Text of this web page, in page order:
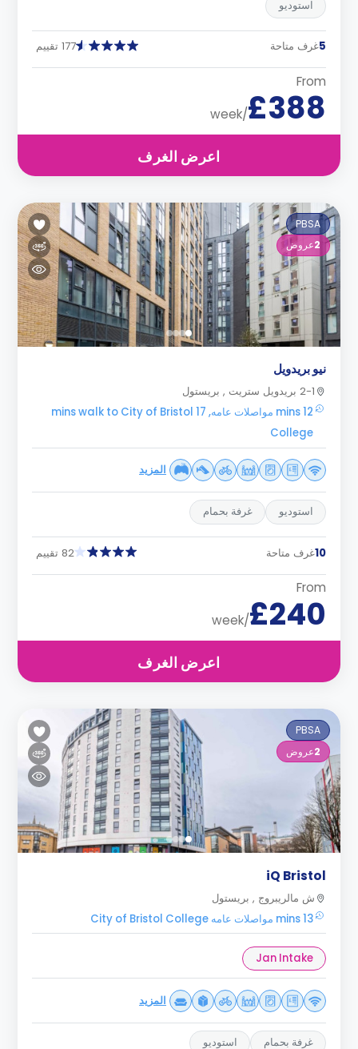
استوديو
5غرف متاحة 177 تقييم
From
£388
/week
اعرض الغرف
PBSA
2عروض
نيو بريدويل
2-1 بريدويل ستريت , بريستول
12 mins مواصلات عامه, 17 mins walk to City of Bristol
College
المزيد
استوديو غرفة بحمام
10غرف متاحة 82 تقييم
From
£240
/week
اعرض الغرف
PBSA
2عروض
iQ Bristol
ش مالريبروج , بريستول
13 mins مواصلات عامه City of Bristol College
Jan Intake
المزيد
غرفة بحمام استوديو